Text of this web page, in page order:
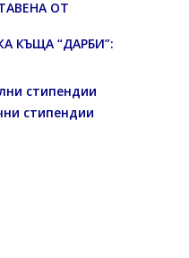
ОТ
КЪЩА “ДАРБИ”:
стипендии
стипендии